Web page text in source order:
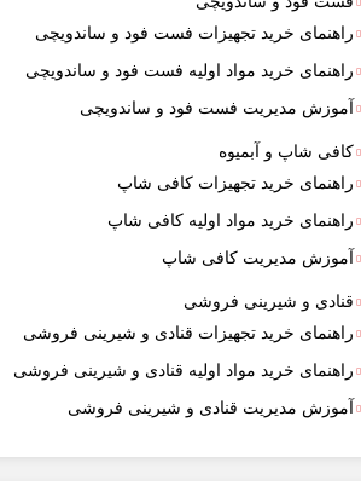
راهنمای خرید تجهیزات فست فود و ساندویچی
راهنمای خرید مواد اولیه فست فود و ساندویچی
آموزش مدیریت فست فود و ساندویچی
کافی شاپ و آبمیوه
راهنمای خرید تجهیزات کافی شاپ
راهنمای خرید مواد اولیه کافی‌ شاپ‌
آموزش مدیریت کافی شاپ
قنادی و شیرینی فروشی
راهنمای خرید تجهیزات قنادی و شیرینی فروشی
راهنمای خرید مواد اولیه قنادی و شیرینی فروشی
آموزش مدیریت قنادی و شیرینی فروشی